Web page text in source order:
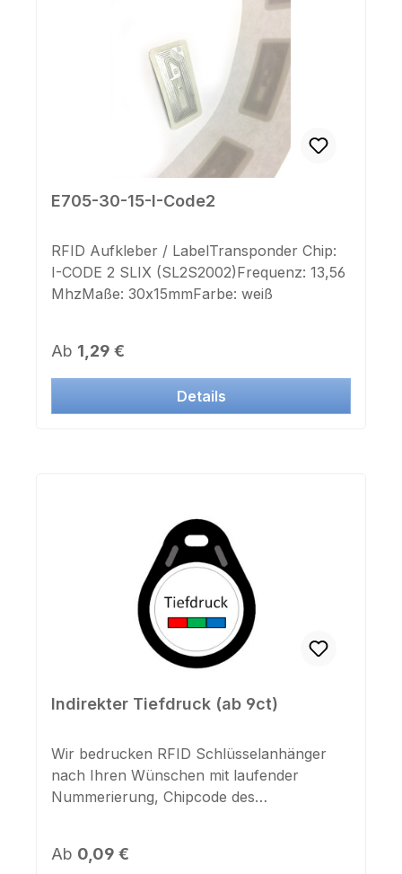
E705-30-15-I-Code2
RFID Aufkleber / LabelTransponder Chip:
I-CODE 2 SLIX (SL2S2002)Frequenz: 13,56
MhzMaße: 30x15mmFarbe: weiß
Regulärer Preis:
Ab 1,29 €
Details
Indirekter Tiefdruck (ab 9ct)
Wir bedrucken RFID Schlüsselanhänger
nach Ihren Wünschen mit laufender
Nummerierung, Chipcode des
Ihre Druckvorlage per Email als Grafikdatei
Regulärer Preis:
Ab 0,09 €